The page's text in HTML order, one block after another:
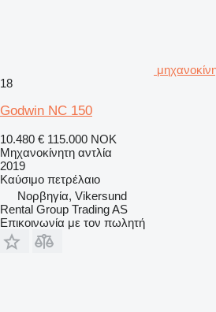
18
Godwin NC 150
10.480 € 115.000 NOK
Μηχανοκίνητη αντλία
2019
Καύσιμο πετρέλαιο
Νορβηγία, Vikersund
Rental Group Trading AS
Επικοινωνία με τον πωλητή